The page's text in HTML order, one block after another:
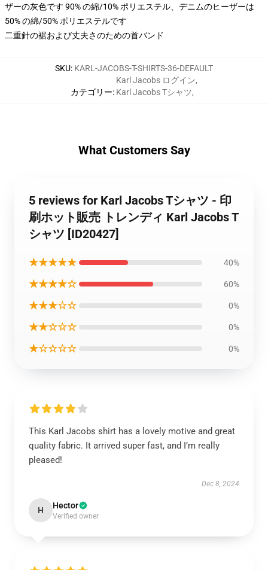
ザーの灰色です 90% の綿/10% ポリエステル、デニムのヒーザーは
50% の綿/50% ポリエステルです
二重針の裾および丈夫さのための首バンド
SKU: KARL-JACOBS-T-SHIRTS-36-DEFAULT
カテゴリー:
Karl Jacobs ログイン,
Karl Jacobs Tシャツ,
What Customers Say
5 reviews for Karl Jacobs Tシャツ - 印
刷ホット販売 トレンディ Karl Jacobs T
シャツ [ID20427]
★★★★★ 40%
★★★★☆ 60%
★★★☆☆ 0%
★★☆☆☆ 0%
★☆☆☆☆ 0%
This Karl Jacobs shirt has a lovely motive and great
quality fabric. It arrived super fast, and I’m really
pleased!
Dec 8, 2024
H Hector
Verified owner